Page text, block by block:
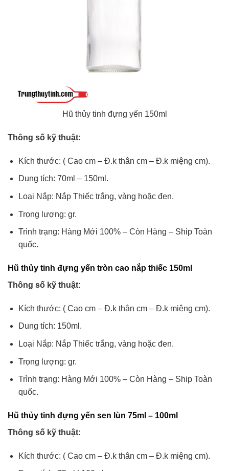
Hũ thủy tinh đựng yến 150ml
Thông số kỹ thuật:
Kích thước: ( Cao cm – Đ.k thân cm – Đ.k miệng cm).
Dung tích: 70ml – 150ml.
Loại Nắp: Nắp Thiếc trắng, vàng hoặc đen.
Trọng lượng: gr.
Trình trạng: Hàng Mới 100% – Còn Hàng – Ship Toàn
quốc.
Hũ thủy tinh đựng yến tròn cao nắp thiếc 150ml
Thông số kỹ thuật:
Kích thước: ( Cao cm – Đ.k thân cm – Đ.k miệng cm).
Dung tích: 150ml.
Loại Nắp: Nắp Thiếc trắng, vàng hoặc đen.
Trọng lượng: gr.
Trình trạng: Hàng Mới 100% – Còn Hàng – Ship Toàn
quốc.
Hũ thủy tinh đựng yến sen lùn 75ml – 100ml
Thông số kỹ thuật:
Kích thước: ( Cao cm – Đ.k thân cm – Đ.k miệng cm).